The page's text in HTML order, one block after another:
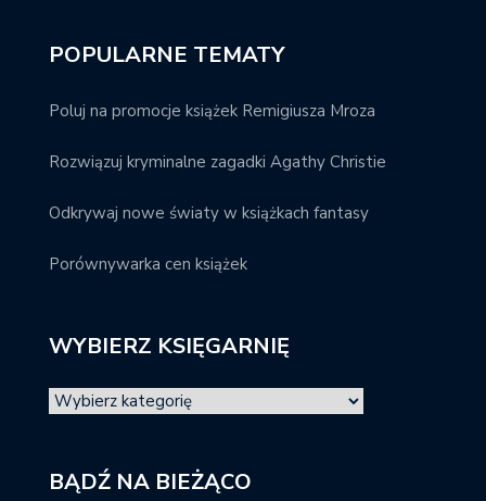
POPULARNE TEMATY
Poluj na promocje książek Remigiusza Mroza
Rozwiązuj kryminalne zagadki Agathy Christie
Odkrywaj nowe światy w książkach fantasy
Porównywarka cen książek
WYBIERZ KSIĘGARNIĘ
BĄDŹ NA BIEŻĄCO